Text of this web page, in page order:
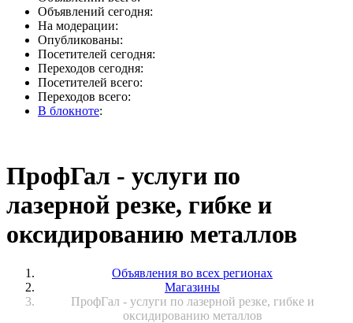
Объявлений сегодня:
На модерации:
Опубликованы:
Посетителей сегодня:
Переходов сегодня:
Посетителей всего:
Переходов всего:
В блокноте:
ПрофГал - услуги по
лазерной резке, гибке и
оксидированию металлов
Объявления во всех регионах
Магазины
ПрофГал - услуги по лазерной резке, гибке и
оксидированию металлов